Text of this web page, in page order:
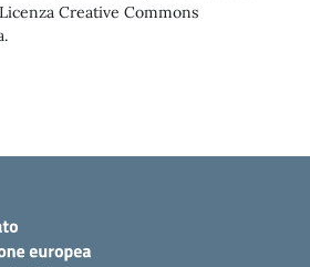
Creative Commons